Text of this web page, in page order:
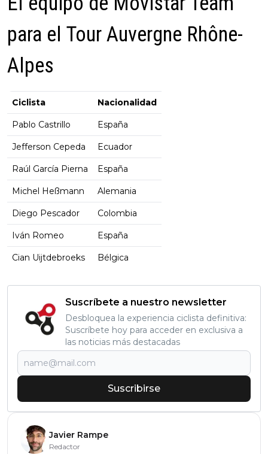
para el Tour Auvergne Rhône-
Alpes
Ciclista Nacionalidad
Pablo Castrillo España
Jefferson Cepeda Ecuador
Raúl García Pierna España
Michel Heßmann Alemania
Diego Pescador Colombia
Iván Romeo España
Cian Uijtdebroeks Bélgica
Suscríbete a nuestro newsletter
Desbloquea la experiencia ciclista definitiva:
Suscríbete hoy para acceder en exclusiva a
las noticias más destacadas
Suscribirse
Javier Rampe
Redactor